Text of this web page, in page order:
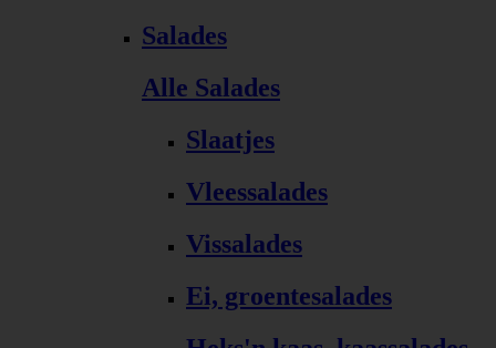
Salades
Alle Salades
Slaatjes
Vleessalades
Vissalades
Ei, groentesalades